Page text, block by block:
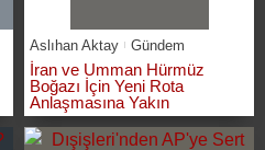
Aslıhan Aktay Gündem
İran ve Umman Hürmüz
Boğazı İçin Yeni Rota
Anlaşmasına Yakın